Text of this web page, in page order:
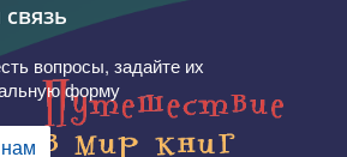
вопросы, задайте их
форму